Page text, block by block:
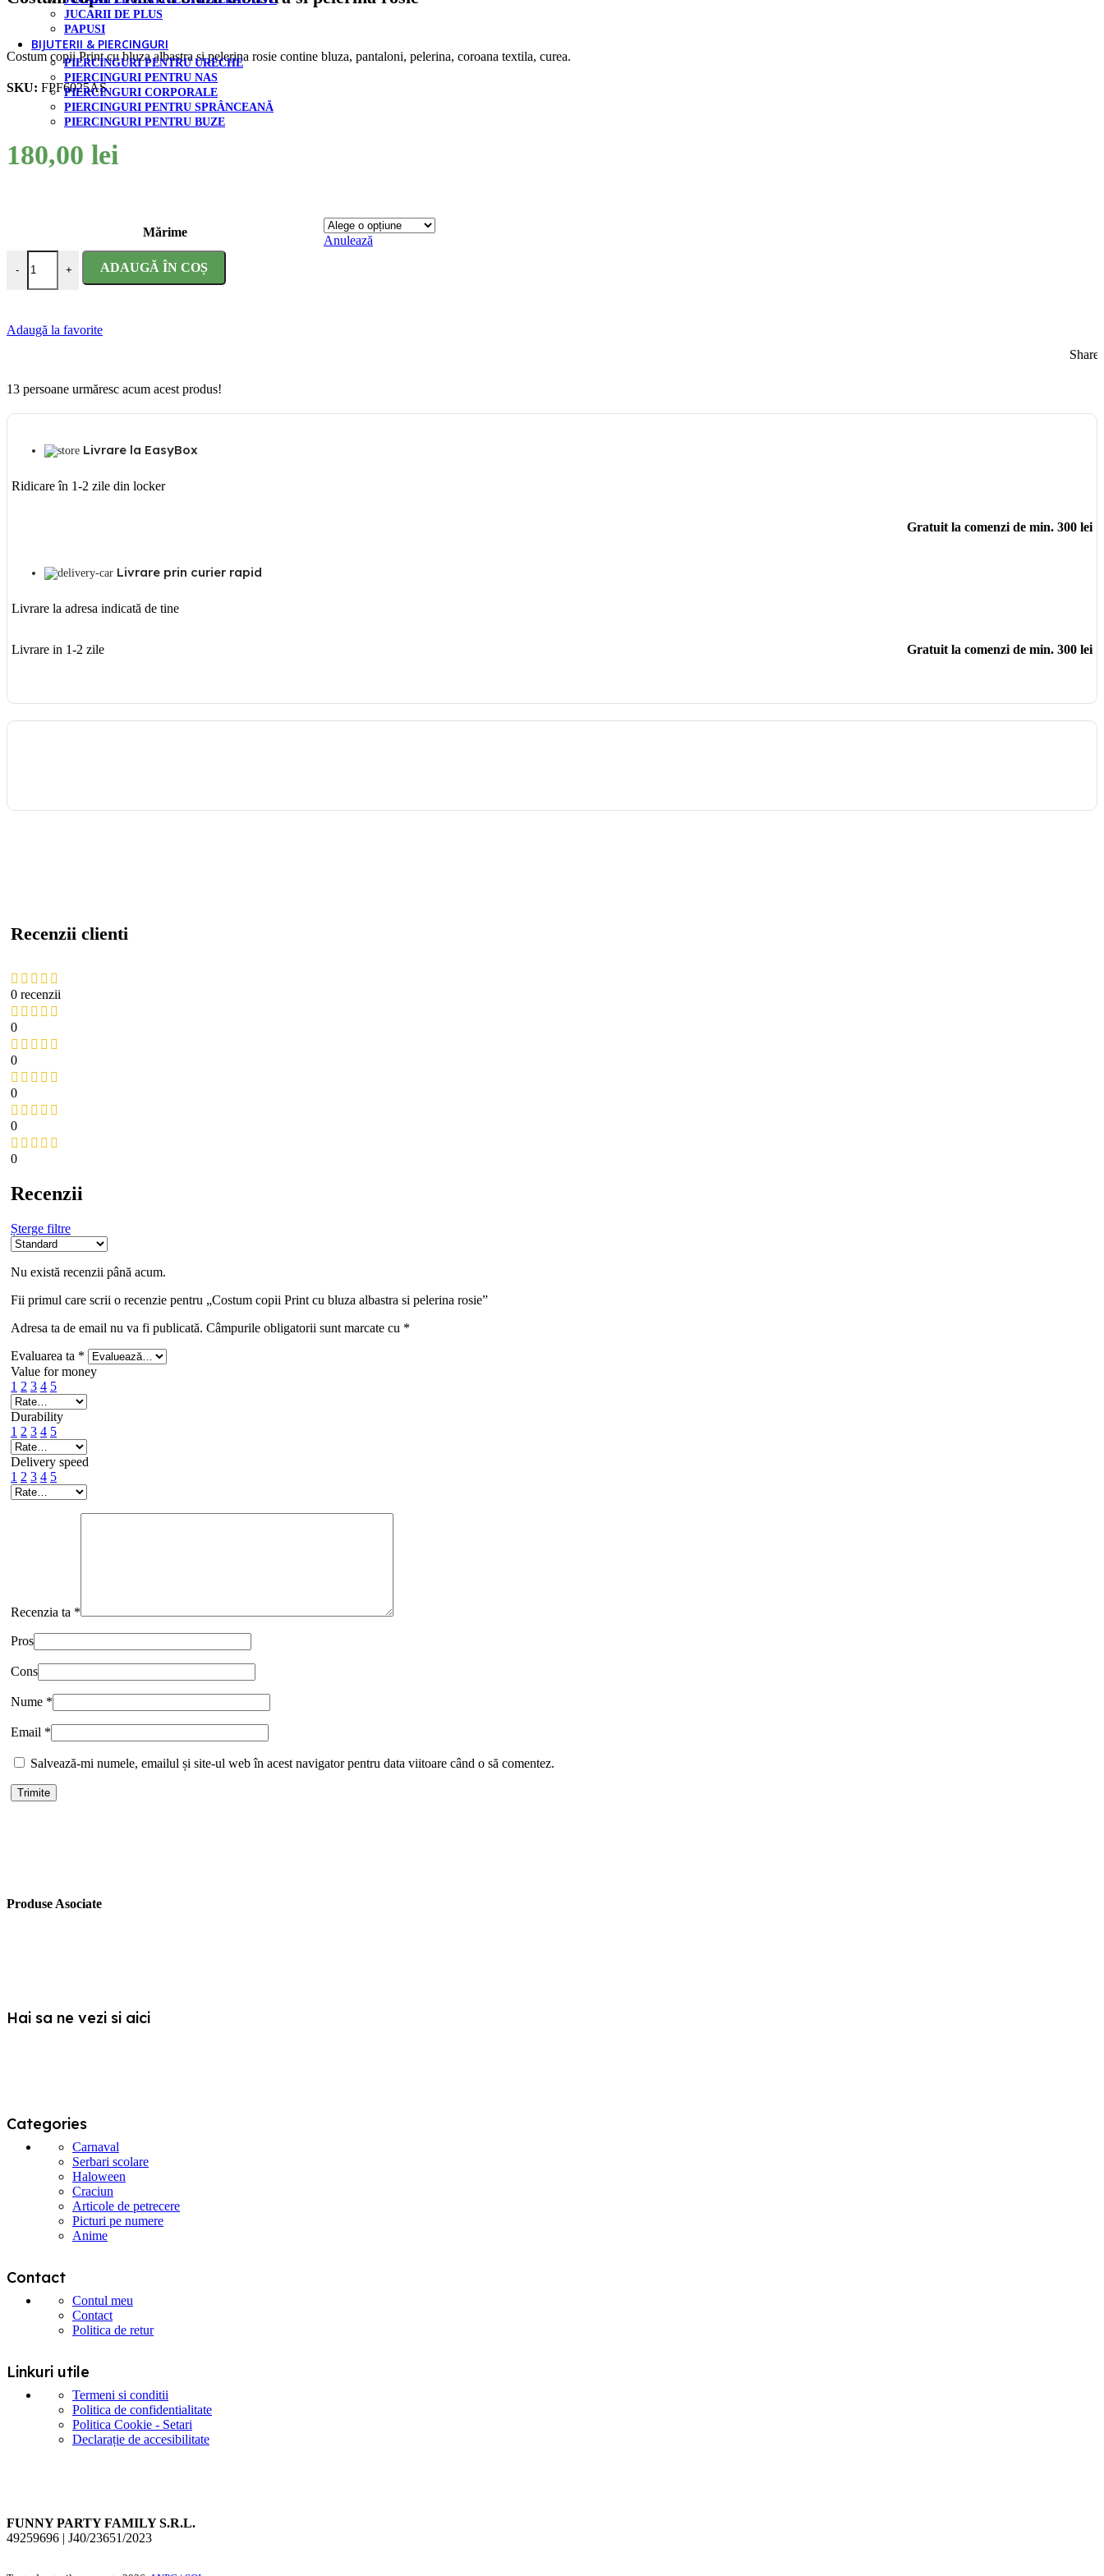
JUCARII DE PLUS
PAPUSI
BIJUTERII & PIERCINGURI
PIERCINGURI PENTRU URECHE
PIERCINGURI PENTRU NAS
PIERCINGURI CORPORALE
PIERCINGURI PENTRU SPRÂNCEANĂ
PIERCINGURI PENTRU BUZE
Costum copii Print cu bluza albastra si pelerina rosie contine bluza, pantaloni, pelerina, coroana textila, curea.
SKU: FPF6025AS
180,00 lei
Mărime
Anulează
-
Cantitate Costum copii Print cu bluza albastra si pelerina rosie
+ ADAUGĂ ÎN COȘ
Adaugă la favorite
Share:
13 persoane urmăresc acum acest produs!
Livrare la EasyBox
Ridicare în 1-2 zile din locker
Gratuit la comenzi de min. 300 lei
Livrare prin curier rapid
Livrare la adresa indicată de tine
Livrare in 1-2 zile Gratuit la comenzi de min. 300 lei
Recenzii clienti
0 recenzii
0
0
0
0
0
Recenzii
Șterge filtre
Nu există recenzii până acum.
Fii primul care scrii o recenzie pentru „Costum copii Print cu bluza albastra si pelerina rosie”
Adresa ta de email nu va fi publicată. Câmpurile obligatorii sunt marcate cu *
Evaluarea ta *
Value for money
1 2 3 4 5
Durability
1 2 3 4 5
Delivery speed
1 2 3 4 5
Recenzia ta *
Pros
Cons
Nume *
Email *
Salvează-mi numele, emailul și site-ul web în acest navigator pentru data viitoare când o să comentez.
Produse Asociate
Hai sa ne vezi si aici
Categories
Carnaval
Serbari scolare
Haloween
Craciun
Articole de petrecere
Picturi pe numere
Anime
Contact
Contul meu
Contact
Politica de retur
Linkuri utile
Termeni si conditii
Politica de confidentialitate
Politica Cookie - Setari
Declarație de accesibilitate
FUNNY PARTY FAMILY S.R.L.
49259696 | J40/23651/2023